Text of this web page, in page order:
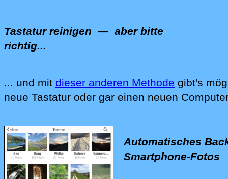
Tastatur reinigen — aber bitte
richtig...
Wir reinigen Ihre Computer-Tastatur, Ihren
... und mit dieser anderen Methode gibt's
neue Tastatur oder gar einen neuen
Automatisches
Smartphone-Fotos